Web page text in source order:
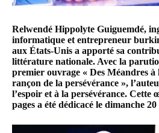
Relwendé Hippolyte Guiguemdé,
informatique et entrepreneur
aux États-Unis a apporté sa
littérature nationale. Avec la
premier ouvrage « Des Méandres à
rançon de la persévérance »,
l’espoir et à la persévérance. Cette
pages a été dédicacé le dimanche